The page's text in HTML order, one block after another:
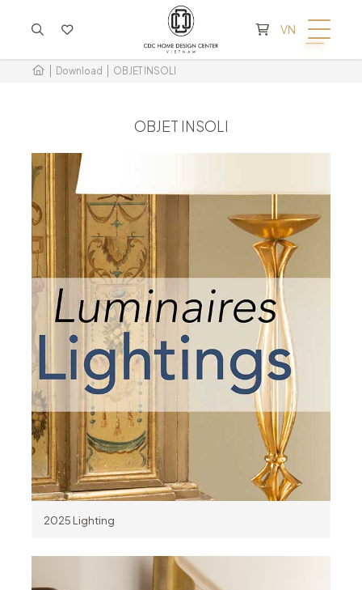
KHÔNG CÓ SẢN PHẨM TRONG GIỎ HÀNG
VN
Download OBJET INSOLI
OBJET INSOLI
2025 Lighting